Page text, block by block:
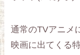
通常のTVアニメ
映画に出てくる